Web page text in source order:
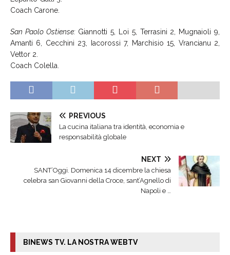
Coach Carone.
San Paolo Ostiense:Giannotti 5, Loi 5, Terrasini 2, Mugnaioli 9,
Amanti 6, Cecchini 23, Iacorossi 7, Marchisio 15, Vrancianu 2,
Vettor 2.
Coach Colella.
PREVIOUS
La cucina italiana tra identità, economia e
responsabilità globale
NEXT
SANT’Oggi. Domenica 14 dicembre la chiesa
celebra san Giovanni della Croce, sant’Agnello di
Napoli e …
BINEWS TV. LA NOSTRA WEBTV